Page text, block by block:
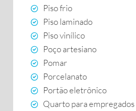
Piso frio
Piso laminado
Piso vinílico
Poço artesiano
Pomar
Porcelanato
Portão eletrônico
Quarto para empregados